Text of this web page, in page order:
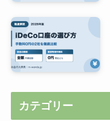
カテゴリー